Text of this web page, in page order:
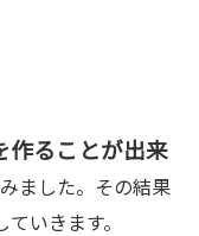
作ることが出来
ました。その結果
いきます。